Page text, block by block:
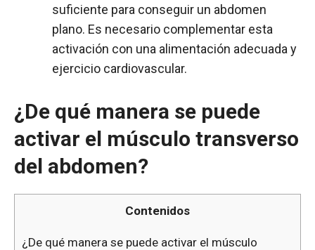
suficiente para conseguir un abdomen
plano. Es necesario complementar esta
activación con una alimentación adecuada y
ejercicio cardiovascular.
¿De qué manera se puede
activar el músculo transverso
del abdomen?
Contenidos
¿De qué manera se puede activar el músculo